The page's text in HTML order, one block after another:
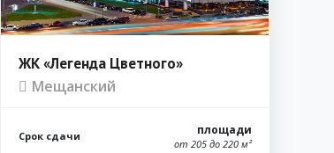
ЖК «Легенда Цветного»
Мещанский
Срок сдачи площади
от 205 до 220 м²